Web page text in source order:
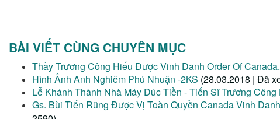
BÀI VIẾT CÙNG CHUYÊN MỤC
Thầy Trương Công Hiếu Được Vinh Danh Order Of
Hình Ảnh Anh Nghiêm Phú Nhuận -2KS (28.03.2018 | Đã
Lễ Khánh Thành Nhà Máy Đúc Tiền - Tiến Sĩ Trương Công
Gs. Bùi Tiến Rũng Được Vị Toàn Quyền Canada Vinh